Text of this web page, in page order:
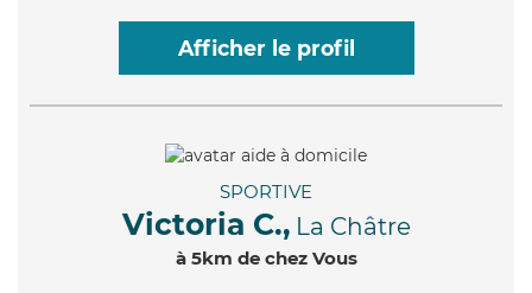
Afficher le profil
SPORTIVE
Victoria C., La Châtre
à 5km de chez Vous